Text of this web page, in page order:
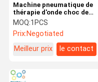
Machine pneumatique de
thérapie d'onde choc de
Cryolipolysis
MOQ:1PCS
Prix:Negotiated
Meilleur prix
le contact